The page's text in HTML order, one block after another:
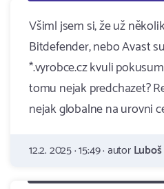
Všiml jsem si, že už
Bitdefender, nebo Avast
*.vyrobce.cz kvuli
tomu nejak predchazet?
nejak globalne na urovni
12.2. 2025 · 15:49 · autorLuboš